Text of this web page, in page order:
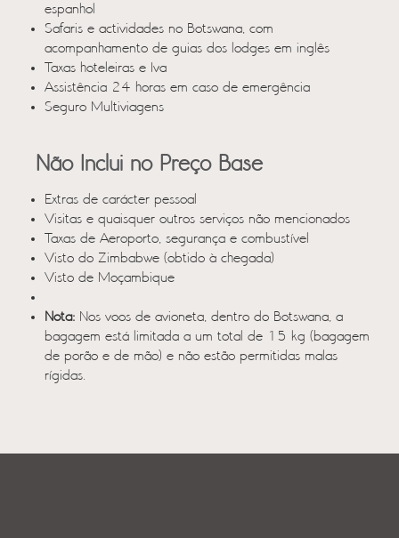
espanhol
Safaris e actividades no Botswana, com
acompanhamento de guias dos lodges em inglês
Taxas hoteleiras e Iva
Assistência 24 horas em caso de emergência
Seguro Multiviagens
Não Inclui no Preço Base
Extras de carácter pessoal
Visitas e quaisquer outros serviços não mencionados
Taxas de Aeroporto, segurança e combustível
Visto do Zimbabwe (obtido à chegada)
Visto de Moçambique
Nota: Nos voos de avioneta, dentro do Botswana, a
bagagem está limitada a um total de 15 kg (bagagem
de porão e de mão) e não estão permitidas malas
rígidas.